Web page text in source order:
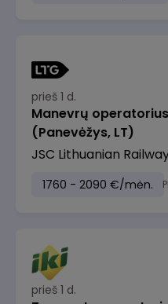
prieš 1 d.
Manevrų
(Panevėžys, LT)
JSC Lithuanian
1760 - 2090 €/mėn.
prieš 1 d.